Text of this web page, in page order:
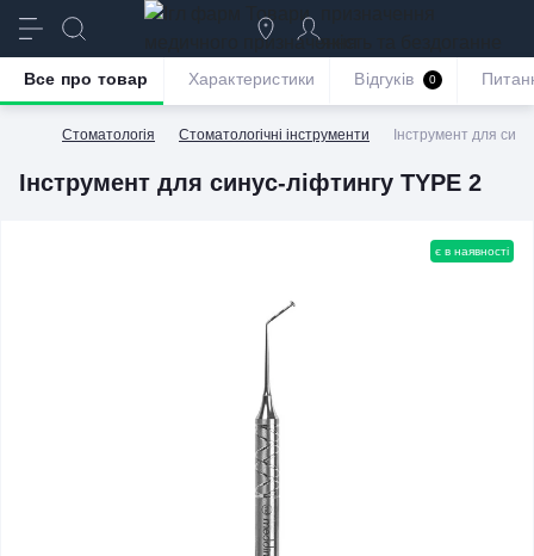
якість та бездоганне
обслуговування
Стоматологія Стоматологічні інструменти Інструмент для
Інструмент для синус-ліфтингу TYPE 2
Все про товар Характеристики Відгуків 0
є в наявності